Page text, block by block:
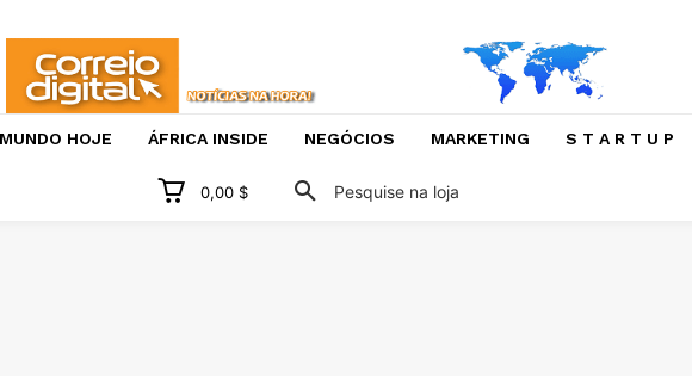
HOJE ÁFRICA INSIDE NEGÓCIOS MARKETING S T A R T U P
0,00 $ Pesquise na loja